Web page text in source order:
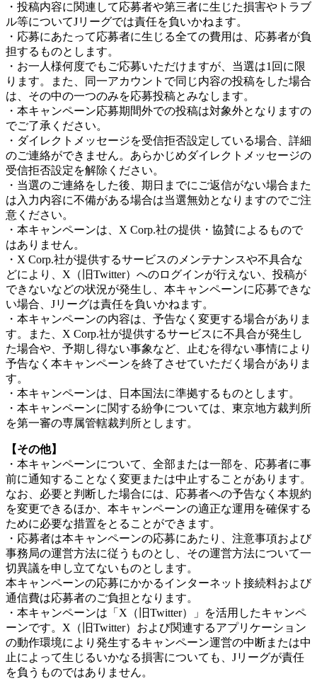
・投稿内容に関連して応募者や第三者に生じた損害やトラブ
ル等についてJリーグでは責任を負いかねます。
・応募にあたって応募者に生じる全ての費用は、応募者が負
担するものとします。
・お一人様何度でもご応募いただけますが、当選は1回に限
ります。また、同一アカウントで同じ内容の投稿をした場合
は、その中の一つのみを応募投稿とみなします。
・本キャンペーン応募期間外での投稿は対象外となりますの
でご了承ください。
・ダイレクトメッセージを受信拒否設定している場合、詳細
のご連絡ができません。あらかじめダイレクトメッセージの
受信拒否設定を解除ください。
・当選のご連絡をした後、期日までにご返信がない場合また
は入力内容に不備がある場合は当選無効となりますのでご注
意ください。
・本キャンペーンは、X Corp.社の提供・協賛によるもので
はありません。
・X Corp.社が提供するサービスのメンテナンスや不具合な
どにより、X（旧Twitter）へのログインが行えない、投稿が
できないなどの状況が発生し、本キャンペーンに応募できな
い場合、Jリーグは責任を負いかねます。
・本キャンペーンの内容は、予告なく変更する場合がありま
す。また、X Corp.社が提供するサービスに不具合が発生し
た場合や、予期し得ない事象など、止むを得ない事情により
予告なく本キャンペーンを終了させていただく場合がありま
す。
・本キャンペーンは、日本国法に準拠するものとします。
・本キャンペーンに関する紛争については、東京地方裁判所
を第一審の専属管轄裁判所とします。
【その他】
・本キャンペーンについて、全部または一部を、応募者に事
前に通知することなく変更または中止することがあります。
なお、必要と判断した場合には、応募者への予告なく本規約
を変更できるほか、本キャンペーンの適正な運用を確保する
ために必要な措置をとることができます。
・応募者は本キャンペーンの応募にあたり、注意事項および
事務局の運営方法に従うものとし、その運営方法について一
切異議を申し立てないものとします。
本キャンペーンの応募にかかるインターネット接続料および
通信費は応募者のご負担となります。
・本キャンペーンは「X（旧Twitter）」を活用したキャンペ
ーンです。X（旧Twitter）および関連するアプリケーション
の動作環境により発生するキャンペーン運営の中断または中
止によって生じるいかなる損害についても、Jリーグが責任
を負うものではありません。